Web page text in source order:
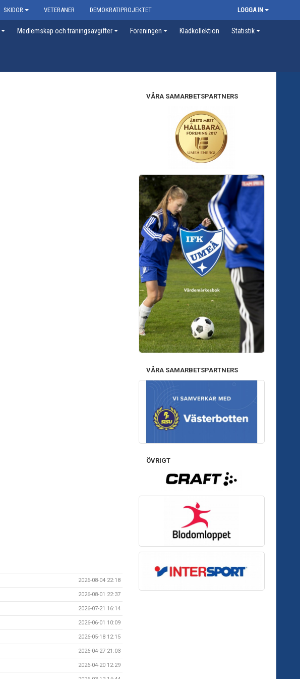
SKIDOR VETERANER DEMOKRATIPROJEKTET LOGGA IN
Medlemskap och träningsavgifter Föreningen Klädkollektion Statistik
2026-08-04 22:18
2026-08-01 22:37
2026-07-21 16:14
2026-06-01 10:09
2026-05-18 12:15
2026-04-27 21:03
2026-04-20 12:29
VÅRA SAMARBETSPARTNERS
VÅRA SAMARBETSPARTNERS
ÖVRIGT